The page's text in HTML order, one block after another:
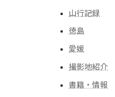
山行記録
徳島
愛媛
撮影地紹介
書籍・情報